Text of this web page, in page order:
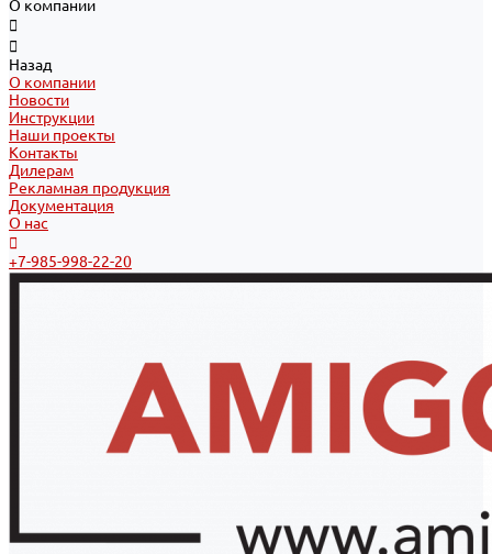
О компании
Назад
О компании
Новости
Инструкции
Наши проекты
Контакты
Дилерам
Рекламная продукция
Документация
О нас
+7-985-998-22-20